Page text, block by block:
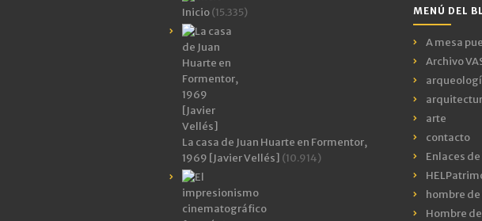
Inicio(15.335)
La casa de Juan Huarte en Formentor,
1969 [Javier Vellés] (10.914)
MENÚ DEL
A mesa
Archivo
arte
contacto
Enlaces
hombre
Hombre